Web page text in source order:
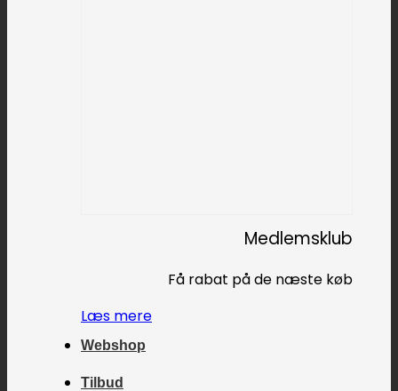
Medlemsklub
Få rabat på de næste køb
Læs mere
Webshop
Tilbud